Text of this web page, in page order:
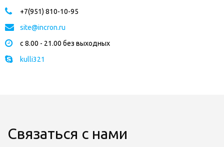
+7(951) 810-10-95
site@incron.ru
с 8.00 - 21.00 без выходных
kulli321
Связаться с нами